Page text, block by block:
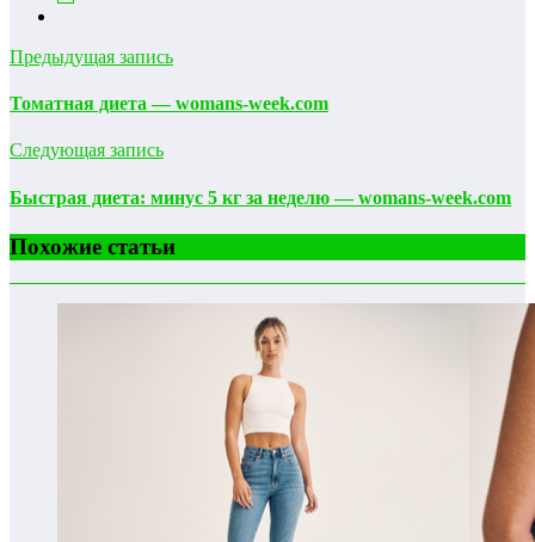
Предыдущая запись
Томатная диета — womans-week.com
Следующая запись
Быстрая диета: минус 5 кг за неделю — womans-week.com
Похожие статьи